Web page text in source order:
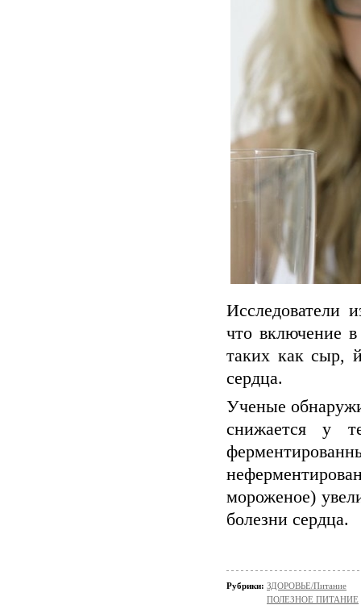
Исследователи
что включение
таких как сыр,
сердца.
Ученые
снижается у
мороженое)
болезни сердца.
Рубрики: ЗДОРОВЬЕ/Питание
ПОЛЕЗНОЕ ПИТАНИЕ